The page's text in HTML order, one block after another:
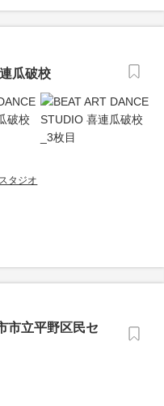
瓜破校
タジオ
市立平野区民セ